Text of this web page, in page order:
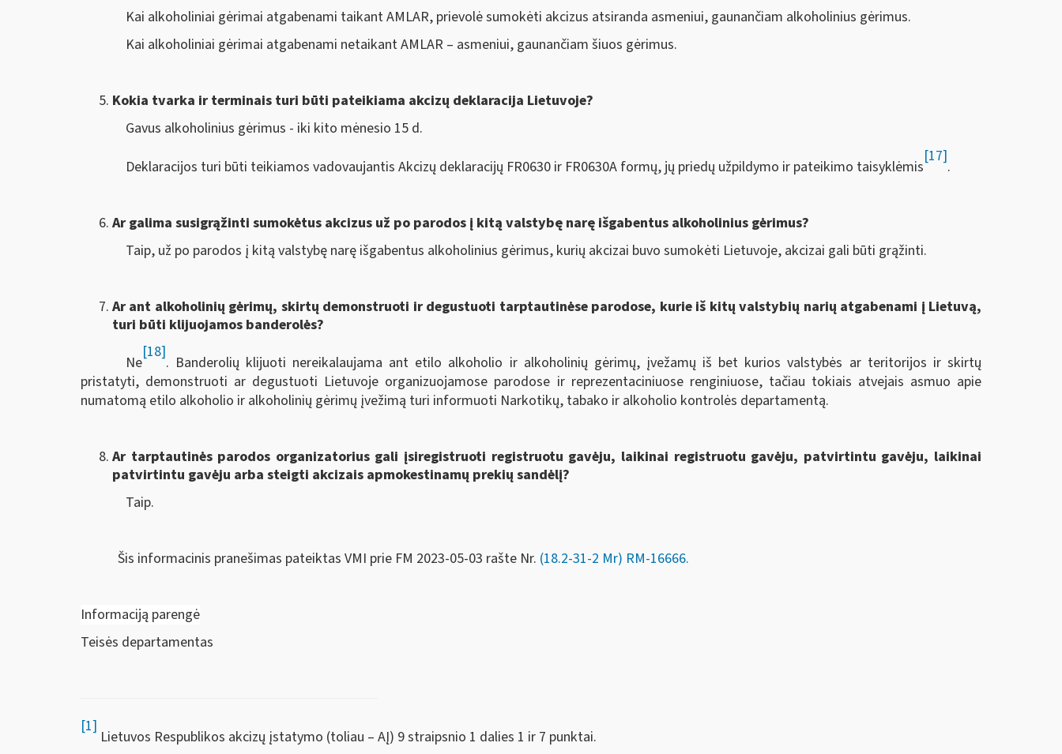
Kai alkoholiniai gėrimai atgabenami taikant AMLAR, prievolė sumokėti akcizus atsiranda asmeniui, gaunančiam alkoholinius gėrimus.
Kai alkoholiniai gėrimai atgabenami netaikant AMLAR – asmeniui, gaunančiam šiuos gėrimus.
Kokia tvarka ir terminais turi būti pateikiama akcizų deklaracija Lietuvoje?
Gavus alkoholinius gėrimus - iki kito mėnesio 15 d.
Deklaracijos turi būti teikiamos vadovaujantis Akcizų deklaracijų FR0630 ir FR0630A formų, jų priedų užpildymo ir pateikimo taisyklėmis
[17]
.
Ar galima susigrąžinti sumokėtus akcizus už po parodos į kitą valstybę narę išgabentus alkoholinius gėrimus?
Taip, už po parodos į kitą valstybę narę išgabentus alkoholinius gėrimus, kurių akcizai buvo sumokėti Lietuvoje, akcizai gali būti grąžinti.
Ar ant alkoholinių gėrimų, skirtų demonstruoti ir degustuoti tarptautinėse parodose, kurie iš kitų valstybių narių atgabenami į Lietuvą,
turi būti klijuojamos banderolės?
Ne
[18]
. Banderolių klijuoti nereikalaujama ant etilo alkoholio ir alkoholinių gėrimų, įvežamų iš bet kurios valstybės ar teritorijos ir skirtų
pristatyti, demonstruoti ar degustuoti Lietuvoje organizuojamose parodose ir reprezentaciniuose renginiuose, tačiau tokiais atvejais asmuo apie
numatomą etilo alkoholio ir alkoholinių gėrimų įvežimą turi informuoti Narkotikų, tabako ir alkoholio kontrolės departamentą.
Ar tarptautinės parodos organizatorius gali įsiregistruoti registruotu gavėju, laikinai registruotu gavėju, patvirtintu gavėju, laikinai
patvirtintu gavėju arba steigti akcizais apmokestinamų prekių sandėlį?
Taip.
Šis informacinis pranešimas pateiktas VMI prie FM 2023-05-03 rašte Nr. (18.2-31-2 Mr) RM-16666.
Informaciją parengė
Teisės departamentas
[1]
Lietuvos Respublikos akcizų įstatymo (toliau – AĮ) 9 straipsnio 1 dalies 1 ir 7 punktai.